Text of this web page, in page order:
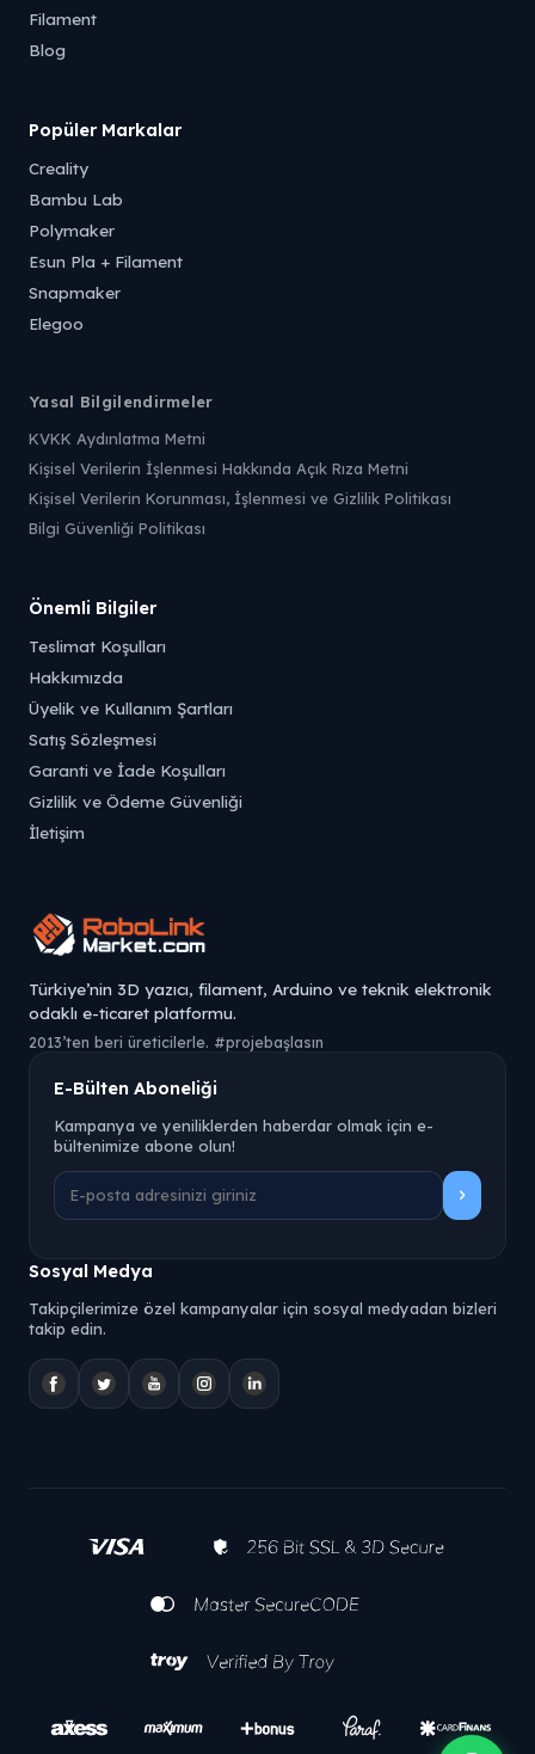
Filament
Blog
Popüler Markalar
Creality
Bambu Lab
Polymaker
Esun Pla + Filament
Snapmaker
Elegoo
Yasal Bilgilendirmeler
KVKK Aydınlatma Metni
Kişisel Verilerin İşlenmesi Hakkında Açık Rıza Metni
Kişisel Verilerin Korunması, İşlenmesi ve Gizlilik Politikası
Bilgi Güvenliği Politikası
Önemli Bilgiler
Teslimat Koşulları
Hakkımızda
Üyelik ve Kullanım Şartları
Satış Sözleşmesi
Garanti ve İade Koşulları
Gizlilik ve Ödeme Güvenliği
İletişim
Türkiye’nin 3D yazıcı, filament, Arduino ve teknik elektronik
odaklı e-ticaret platformu.
2013’ten beri üreticilerle. #projebaşlasın
E-Bülten Aboneliği
Kampanya ve yeniliklerden haberdar olmak için e-
bültenimize abone olun!
Sosyal Medya
Takipçilerimize özel kampanyalar için sosyal medyadan bizleri
takip edin.